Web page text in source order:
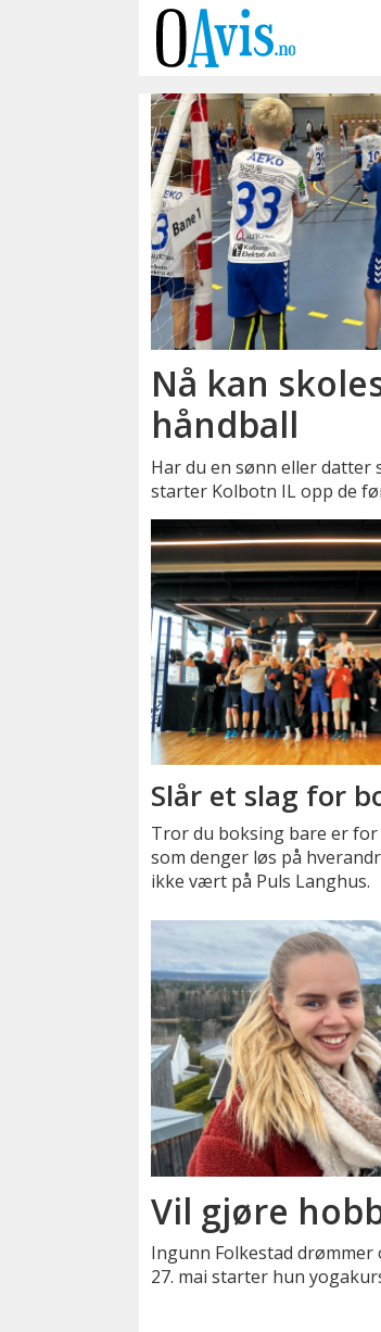
trening
Nå kan
håndball
Har du en sønn eller datter
starter Kolbotn IL opp de
Slår et slag for
Tror du boksing bare er
som denger løs på
ikke vært på Puls Langhus.
Vil gjøre
Ingunn Folkestad drømmer
27. mai starter hun